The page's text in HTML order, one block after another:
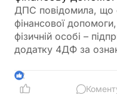
ДПС повідомила, що
фінансової
фізичній особі –
додатку 4ДФ за
ознака доходу «153»
2